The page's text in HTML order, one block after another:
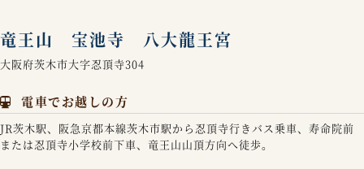
竜王山 宝池寺 八大龍王宮
大阪府茨木市大字忍頂寺304
電車でお越しの方
JR茨木駅、阪急京都本線茨木市駅から忍頂寺行きバス乗車、寿命院前
または忍頂寺小学校前下車、竜王山山頂方向へ徒歩。